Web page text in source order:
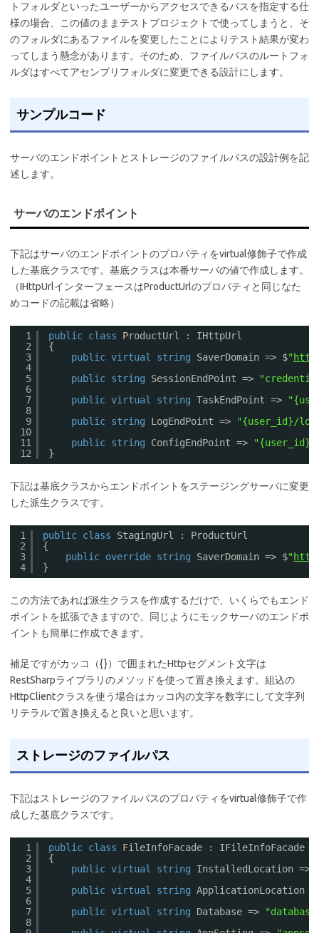
トフォルダといったユーザーからアクセスできるパスを指定する仕
様の場合、この値のままテストプロジェクトで使ってしまうと、そ
のフォルダにあるファイルを変更したことによりテスト結果が変わ
ってしまう懸念があります。そのため、ファイルパスのルートフォ
ルダはすべてアセンブリフォルダに変更できる設計にします。
サンプルコード
サーバのエンドポイントとストレージのファイルパスの設計例を記
述します。
サーバのエンドポイント
下記はサーバのエンドポイントのプロパティをvirtual修飾子で作成
した基底クラスです。基底クラスは本番サーバの値で作成します。
（IHttpUrlインターフェースはProductUrlのプロパティと同じなた
めコードの記載は省略）
1
2
3
4
5
6
7
8
9
10
11
12
public class
ProductUrl : IHttpUrl
{
public virtual string SaverDomain => $"
public string SessionEndPoint =>
public virtual string TaskEndPoint =>
public string LogEndPoint =>
"{user_id}/
public string ConfigEndPoint =>
"{user_id}/
}
下記は基底クラスからエンドポイントをステージングサーバに変更
した派生クラスです。
1
2
3
4
public class
StagingUrl : ProductUrl
{
public override string SaverDomain => $"
}
この方法であれば派生クラスを作成するだけで、いくらでもエンド
ポイントを拡張できますので、同じようにモックサーバのエンドポ
イントも簡単に作成できます。
補足ですがカッコ（{}）で囲まれたHttpセグメント文字は
RestSharpライブラリのメソッドを使って置き換えます。組込の
HttpClientクラスを使う場合はカッコ内の文字を数字にして文字列
リテラルで置き換えると良いと思います。
ストレージのファイルパス
下記はストレージのファイルパスのプロパティをvirtual修飾子で作
成した基底クラスです。
1
2
3
4
5
6
7
8
public class
FileInfoFacade : IFileInfoFacade
{
public virtual string
InstalledLocation =>
public virtual string ApplicationLocation
public virtual string Database =>